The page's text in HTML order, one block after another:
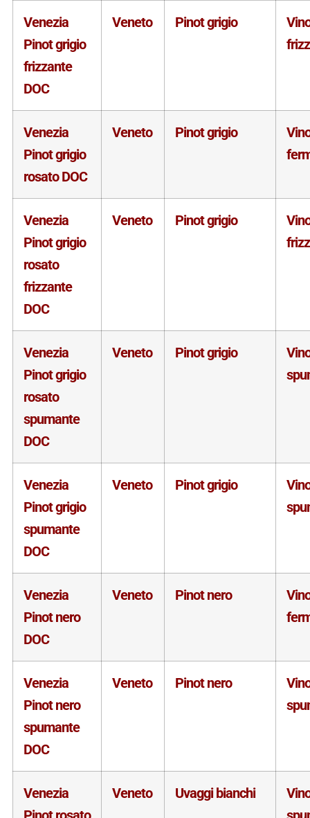
Venezia
Pinot grigio
frizzante
DOC
Veneto Pinot grigio
Venezia
Pinot grigio
rosato DOC
Veneto Pinot grigio
Venezia
Pinot grigio
rosato
frizzante
DOC
Veneto Pinot grigio
Venezia
Pinot grigio
rosato
spumante
DOC
Veneto Pinot grigio
Venezia
Pinot grigio
spumante
DOC
Veneto Pinot grigio
Venezia
Pinot nero
DOC
Veneto Pinot nero
Venezia
Pinot nero
spumante
DOC
Veneto Pinot nero
Venezia
Veneto Uvaggi bianchi